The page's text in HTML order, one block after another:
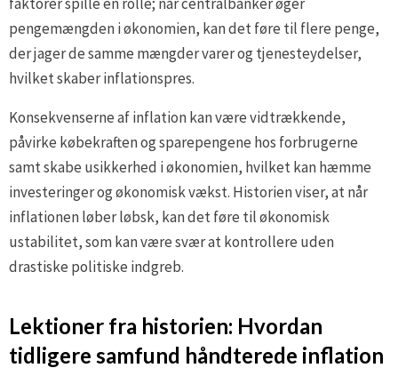
pengemængden i økonomien, kan det føre til flere penge,
der jager de samme mængder varer og tjenesteydelser,
hvilket skaber inflationspres.
Konsekvenserne af inflation kan være vidtrækkende,
påvirke købekraften og sparepengene hos forbrugerne
samt skabe usikkerhed i økonomien, hvilket kan hæmme
investeringer og økonomisk vækst. Historien viser, at når
inflationen løber løbsk, kan det føre til økonomisk
ustabilitet, som kan være svær at kontrollere uden
drastiske politiske indgreb.
Lektioner fra historien: Hvordan
tidligere samfund håndterede inflation